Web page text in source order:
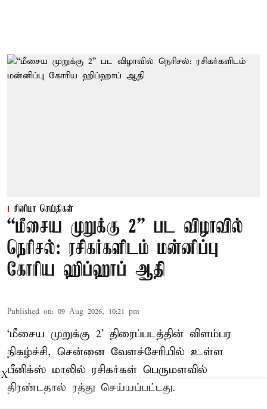
சினிமா செய்திகள்
“மீசைய முறுக்கு 2” பட விழாவில்
நெரிசல்: ரசிகர்களிடம் மன்னிப்பு
கோரிய ஹிப்ஹாப் ஆதி
Published on: 09 Aug 2026, 10:21 pm
‘மீசைய முறுக்கு 2’ திரைப்படத்தின் விளம்பர
நிகழ்ச்சி, சென்னை வேளச்சேரியில் உள்ள
பீனிக்ஸ் மாலில் ரசிகர்கள் பெருமளவில்
திரண்டதால் ரத்து செய்யப்பட்டது.
X